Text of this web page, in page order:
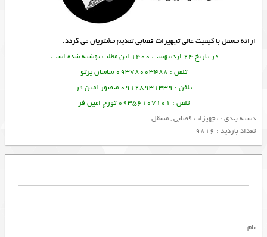
ارائهمسقلبا کیفیت عالیتجهیزات قصابیتقدیم مشتریان می گردد.
در تاریخ 24 اردیبهشت 1400 این مطلب نوشته شده است.
تلفن : 09378003488 ساسان پرتو
تلفن : 09128931339 منصور امین فر
تلفن : 09356107101 تورج امین فر
دسته بندی :تجهیزات قصابی,مسقل
تعداد بازدید : 9816
نام :